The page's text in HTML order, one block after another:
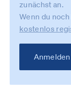
zunächst an.
Wenn du
kostenlos
Anmelden